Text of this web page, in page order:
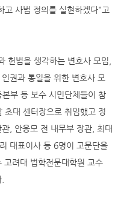
고 사법 정의를 실현하겠다"고
헌법을 생각하는 변호사 모임,
권과 통일을 위한 변호사 모
부 등 보수 시민단체들이 참
초대 센터장으로 취임했고 정
, 안응모 전 내무부 장관, 최대
대표이사 등 6명이 고문단을
고려대 법학전문대학원 교수